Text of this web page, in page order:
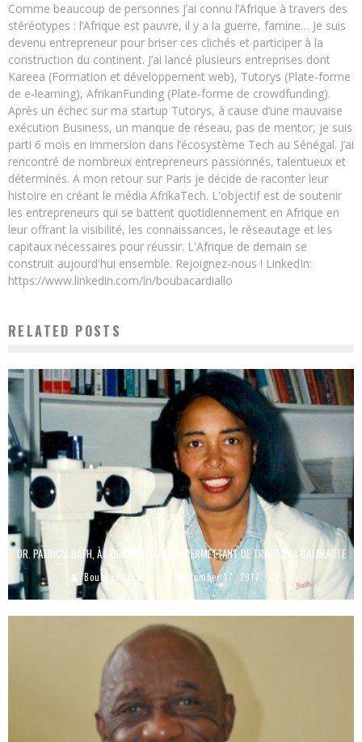
Comme beaucoup de personnes j’ai connu l’Afrique à travers des
stéréotypes : l’Afrique est pauvre, il y a la guerre, famine… Je suis
devenu entrepreneur pour briser ces clichés et participer à la
construction du continent. J’ai lancé plusieurs entreprises dont
Kareea (Formation et développement web), Tutorys (Plate-forme
de e-learning), AfrikanFunding (Plate-forme de crowdfunding).
Après un échec sur ma startup Tutorys, à cause d’une mauvaise
exécution Business, un manque de réseau, pas de mentor, je suis
parti 6 mois en immersion dans l’écosystème Tech au Sénégal. J’ai
rencontré de nombreux entrepreneurs passionnés, talentueux et
déterminés. A mon retour sur Paris je décide de raconter leur
histoire en créant le média AfrikaTech. L'objectif est de soutenir
les entrepreneurs qui se battent quotidiennement en Afrique en
leur offrant la visibilité, les connaissances, le réseautage et les
capitaux nécessaires pour réussir. L'Afrique de demain se
construit aujourd'hui ensemble. Rejoignez-nous ! LinkedIn:
https://www.linkedin.com/in/boubacardiallo
RELATED POSTS
DR. PATRICIA BATH, À L’ORIGINE DU LASER PERMETTANT DE TRAITER LA CATARACTE
Boubacar Diallo September 17, 2017 1